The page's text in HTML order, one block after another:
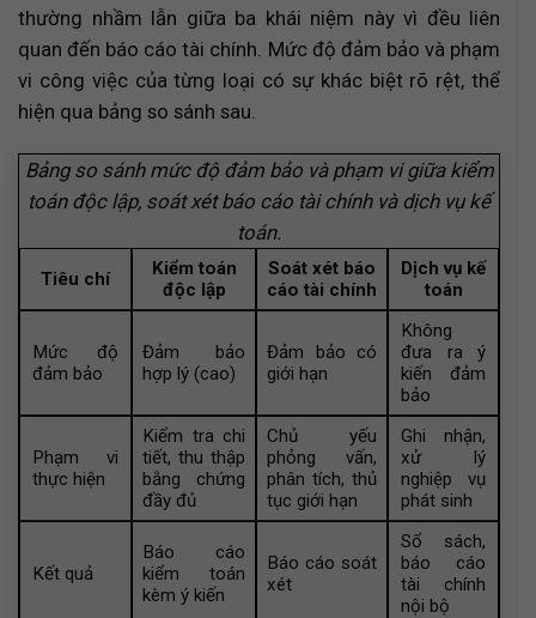
thường nhầm lẫn giữa ba khái niệm này vì đều liên
quan đến báo cáo tài chính. Mức độ đảm bảo và phạm
vi công việc của từng loại có sự khác biệt rõ rệt, thể
hiện qua bảng so sánh sau.
Bảng so sánh mức độ đảm bảo và phạm vi giữa kiểm
toán độc lập, soát xét báo cáo tài chính và dịch vụ kế
toán.
Tiêu chí
Kiểm toán
độc lập
Soát xét báo
cáo tài chính
Dịch vụ kế
toán
Mức độ
đảm bảo
Đảm bảo
hợp lý (cao)
Đảm bảo có
giới hạn
Không
đưa ra ý
kiến đảm
bảo
Phạm vi
thực hiện
Kiểm tra chi
tiết, thu thập
bằng chứng
đầy đủ
Chủ yếu
phỏng vấn,
phân tích, thủ
tục giới hạn
Ghi nhận,
xử lý
nghiệp vụ
phát sinh
Kết quả
Báo cáo
kiểm toán
kèm ý kiến
Báo cáo soát
xét
Sổ sách,
báo cáo
tài chính
nội bộ